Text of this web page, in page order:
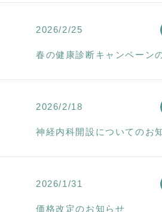
2026/2/25
春の健康診断キャンペーン
2026/2/18
神経内科開設についてのお
2026/1/31
価格改定のお知らせ